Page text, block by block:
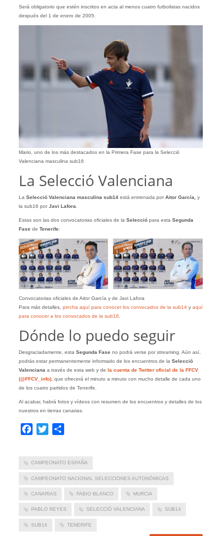
Será obligatorio que estén inscritos en acta al menos cuatro futbolistas nacidos
después del 1 de enero de 2005.
Mario, uno de los más destacados en la Primera Fase para la Selecció
Valenciana masculina sub16
La Selecció Valenciana
La Selecció Valenciana masculina sub14está entrenada porAitor García, y
la sub16 porJavi Lafora.
Estas son las dos convocatorias oficiales de la Selecciópara esta Segunda
Fasede Tenerife:
Convocatorias oficiales de Aitor García y de Javi Lafora
Para más detalles, pincha aquí para conocer los convocados de la sub14y aquí
para conocer a los convocados de la sub16.
Dónde lo puedo seguir
Desgraciadamente, estaSegunda Faseno podrá verse por streaming. Aún así,
podrás estar permanentemente informado de los encuentros de la Selecció
Valenciana a través de esta web y de
la cuenta de Twitter oficial de la FFCV
(@FFCV_info), que ofrecerá el minuto a minuto con mucho detalle de cada uno
de los cuatro partidos de Tenerife.
Al acabar, habrá fotos y vídeos con resumen de los encuentros y detalles de los
nuestros en tierras canarias.
Facebook
Twitter
CAMPEONATO ESPAÑA
CAMPEONATO NACIONAL SELECCIONES AUTONÓMICAS
CANARIAS FABIO BLANCO MURCIA
PABLO REYES SELECCIÓ VALENCIANA SUB14
SUB16 TENERIFE